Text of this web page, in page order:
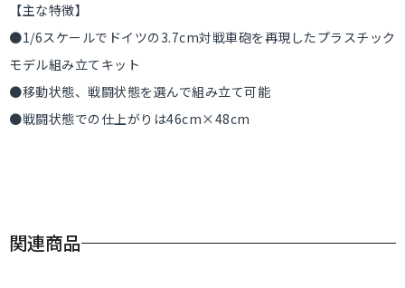
【主な特徴】
●1/6スケールでドイツの3.7cm対戦車砲を再現したプラスチック
モデル組み立てキット
●移動状態、戦闘状態を選んで組み立て可能
●戦闘状態での仕上がりは46cm×48cm
関連商品